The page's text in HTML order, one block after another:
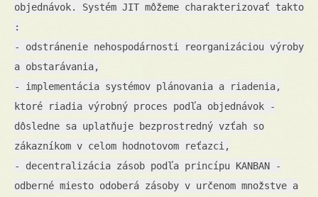
objednávok. Systém JIT môžeme charakterizovať takto
:
- odstránenie nehospodárnosti reorganizáciou výroby
a obstarávania,
- implementácia systémov plánovania a riadenia,
ktoré riadia výrobný proces podľa objednávok -
dôsledne sa uplatňuje bezprostredný vzťah so
zákazníkom v celom hodnotovom reťazci,
- decentralizácia zásob podľa princípu KANBAN -
odberné miesto odoberá zásoby v určenom množstve a